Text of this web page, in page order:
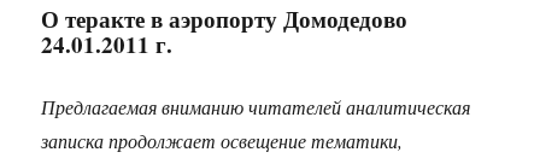
О теракте в аэропорту Домодедово
24.01.2011 г.
Предлагаемая вниманию читателей аналитическая
записка продолжает освещение тематики,